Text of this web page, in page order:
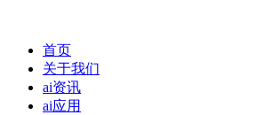
首页
关于我们
ai资讯
ai应用